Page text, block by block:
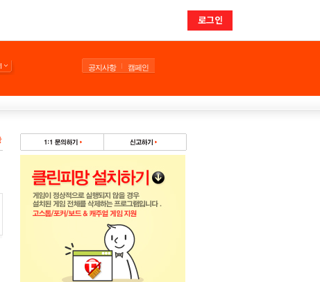
로그인
공지사항 캠페인